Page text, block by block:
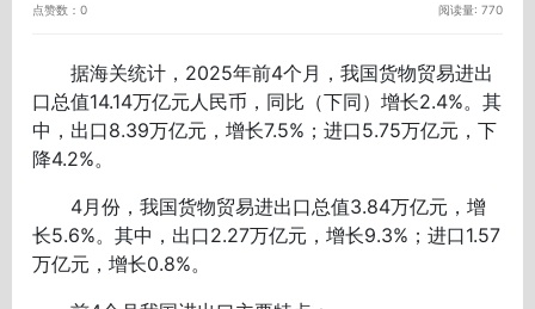
点赞数：0 阅读量: 770
据海关统计，2025年前4个月，我国货物贸易进出
口总值14.14万亿元人民币，同比（下同）增长2.4%。其
中，出口8.39万亿元，增长7.5%；进口5.75万亿元，下
降4.2%。
4月份，我国货物贸易进出口总值3.84万亿元，增
长5.6%。其中，出口2.27万亿元，增长9.3%；进口1.57
万亿元，增长0.8%。